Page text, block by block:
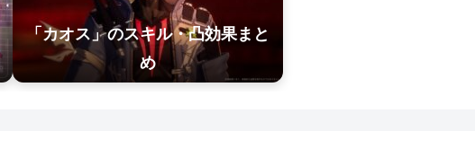
「カオス」のスキル・凸効果まと
め